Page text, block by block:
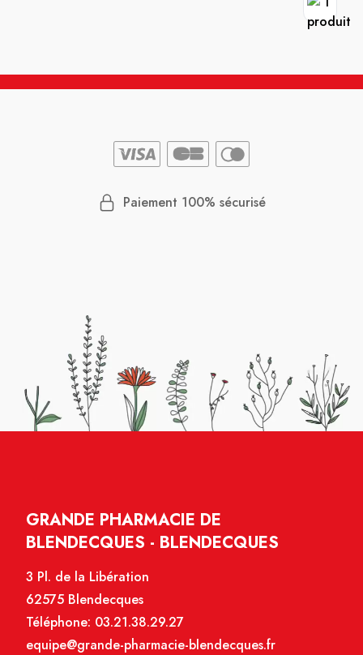
Paiement 100% sécurisé
GRANDE PHARMACIE DE
BLENDECQUES - BLENDECQUES
3 Pl. de la Libération
62575 Blendecques
Téléphone: 03.21.38.29.27
equipe@grande-pharmacie-blendecques.fr